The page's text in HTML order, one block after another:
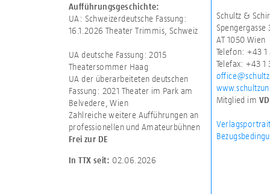
Aufführungsgeschichte:
UA: Schweizerdeutsche Fassung:
16.1.2026 Theater Trimmis, Schweiz
UA deutsche Fassung: 2015
Theatersommer Haag
UA der überarbeiteten deutschen
Fassung: 2021 Theater im Park am
Belvedere, Wien
Zahlreiche weitere Aufführungen an
professionellen und Amateurbühnen
Frei zur DE
In TTX seit: 02.06.2026
Schultz &
Spengergasse
AT 1050 Wien
Telefon: +43
Telefax: +43 1
Mitglied im